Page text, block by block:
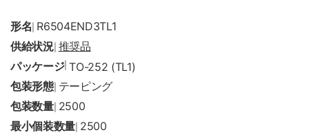
形名 R6504END3TL1
供給状況| 推奨品
パッケージ|TO-252 (TL1)
包装形態| テーピング
包装数量| 2500
最小個装数量 2500